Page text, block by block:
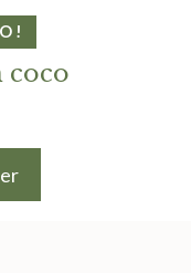
!
coco